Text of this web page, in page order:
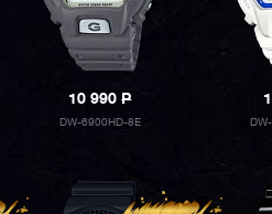
10 990P
DW-6900HD-8E